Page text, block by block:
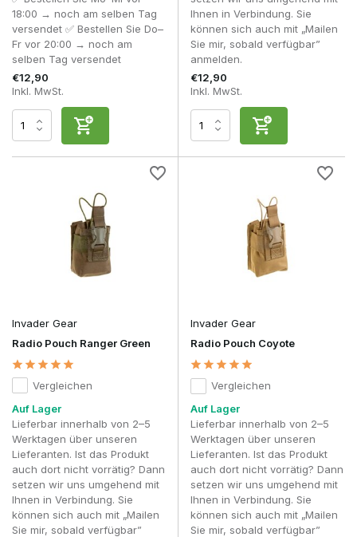
und Witterungseinflüssen ausgesetzt. Daher ist eine robuste
Konstruktion sowohl für den Schutz des Funkgeräts als auch
für die Zuverlässigkeit der Befestigung wichtig.
Merk Material
101Inc. Polyester / Nylon
Invader Gear
Tasmanischer
Die
des Templers
Lasergeschnittenes
Cordura®-Laminat
Warrior
Assault
Systems
Mil-Spec 500D
Cordura®
taktischer
intensives
Milsim
Bei Premium-Funkgerätetaschen kommt zunehmend Laser
Cut MOLLE zum Einsatz, wodurch das Gewicht reduziert wird
18:00 → noch am selben Tag
versendet ✅ Bestellen Sie Do–
Fr vor 20:00 → noch am
selben Tag versendet
€12,90
Inkl. MwSt.
Ihnen in Verbindung. Sie
können sich auch mit „Mailen
Sie mir, sobald verfügbar”
anmelden.
€12,90
Inkl. MwSt.
Invader Gear
Radio Pouch Ranger Green
Vergleichen
Auf Lager
Lieferbar innerhalb von 2–5
Werktagen über unseren
Lieferanten. Ist das Produkt
auch dort nicht vorrätig? Dann
setzen wir uns umgehend mit
Ihnen in Verbindung. Sie
können sich auch mit „Mailen
Sie mir, sobald verfügbar”
Invader Gear
Radio Pouch Coyote
Vergleichen
Auf Lager
Lieferbar innerhalb von 2–5
Werktagen über unseren
Lieferanten. Ist das Produkt
auch dort nicht vorrätig? Dann
setzen wir uns umgehend mit
Ihnen in Verbindung. Sie
können sich auch mit „Mailen
Sie mir, sobald verfügbar”